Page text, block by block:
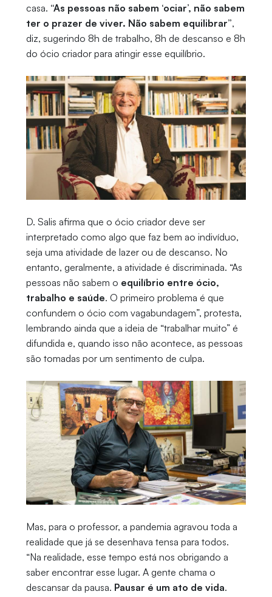
casa. “As pessoas não sabem ‘ociar’, não sabem
ter o prazer de viver. Não sabem equilibrar”,
diz, sugerindo 8h de trabalho, 8h de descanso e 8h
do ócio criador para atingir esse equilíbrio.
D. Salis afirma que o ócio criador deve ser
interpretado como algo que faz bem ao indivíduo,
seja uma atividade de lazer ou de descanso. No
entanto, geralmente, a atividade é discriminada. “As
pessoas não sabem o equilíbrio entre ócio,
trabalho e saúde. O primeiro problema é que
confundem o ócio com vagabundagem”, protesta,
lembrando ainda que a ideia de “trabalhar muito” é
difundida e, quando isso não acontece, as pessoas
são tomadas por um sentimento de culpa.
Mas, para o professor, a pandemia agravou toda a
realidade que já se desenhava tensa para todos.
“Na realidade, esse tempo está nos obrigando a
saber encontrar esse lugar. A gente chama o
descansar da pausa. Pausar é um ato de vida.